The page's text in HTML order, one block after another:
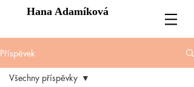
Hana Adamíková
Příspěvek
Všechny příspěvky